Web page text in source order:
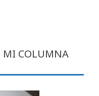
MI COLUMNA